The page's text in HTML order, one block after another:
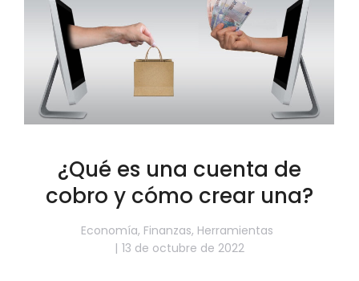
¿Qué es una cuenta de
cobro y cómo crear una?
Economía, Finanzas, Herramientas
13 de octubre de 2022